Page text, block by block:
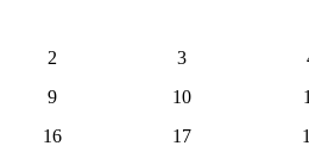
2
3
9
10
16
17